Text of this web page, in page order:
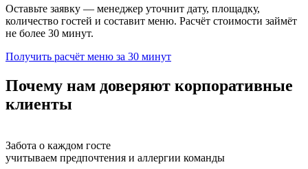
Оставьте заявку — менеджер уточнит дату, площадку,
количество гостей и составит меню. Расчёт стоимости займёт
не более 30 минут.
Получить расчёт меню за 30 минут
Почему нам доверяют корпоративные
клиенты
Забота о каждом госте
учитываем предпочтения и аллергии команды